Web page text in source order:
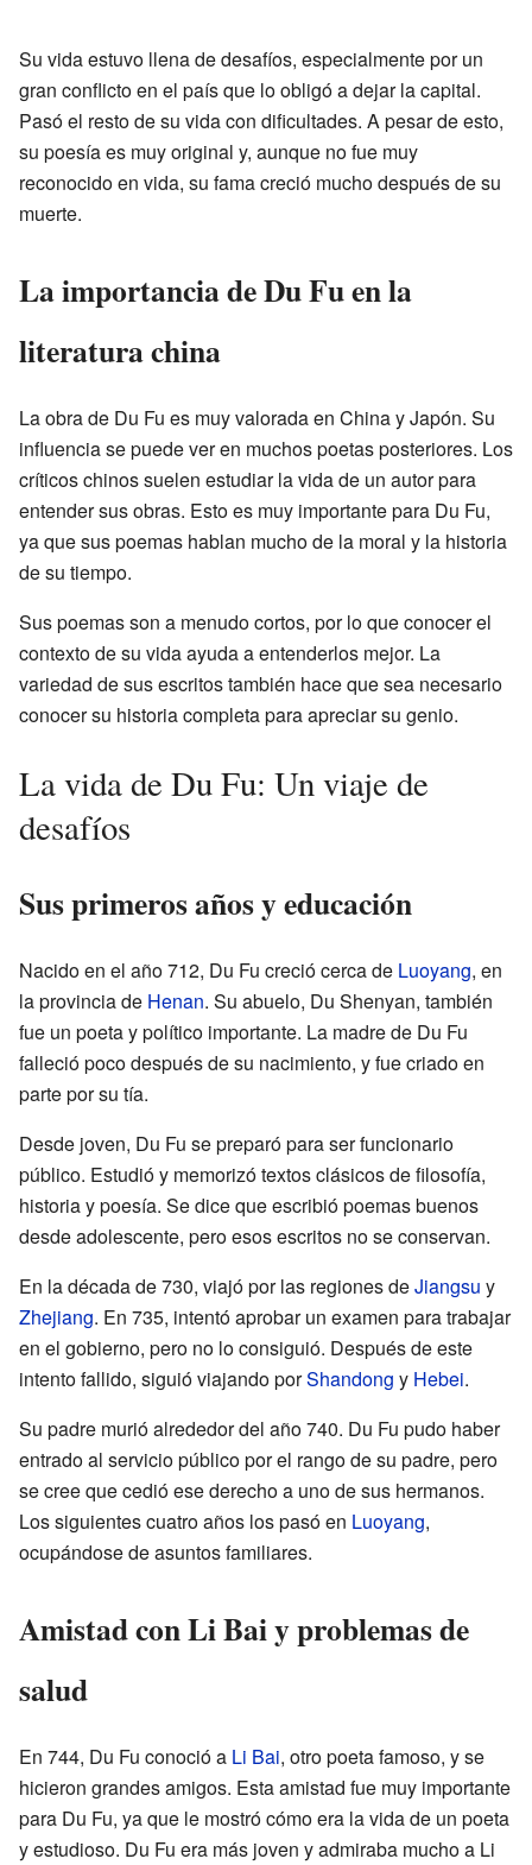
Su vida estuvo llena de desafíos, especialmente por un
gran conflicto en el país que lo obligó a dejar la capital.
Pasó el resto de su vida con dificultades. A pesar de esto,
su poesía es muy original y, aunque no fue muy
reconocido en vida, su fama creció mucho después de su
muerte.
La importancia de Du Fu en la
literatura china
La obra de Du Fu es muy valorada en China y Japón. Su
influencia se puede ver en muchos poetas posteriores. Los
críticos chinos suelen estudiar la vida de un autor para
entender sus obras. Esto es muy importante para Du Fu,
ya que sus poemas hablan mucho de la moral y la historia
de su tiempo.
Sus poemas son a menudo cortos, por lo que conocer el
contexto de su vida ayuda a entenderlos mejor. La
variedad de sus escritos también hace que sea necesario
conocer su historia completa para apreciar su genio.
La vida de Du Fu: Un viaje de
desafíos
Sus primeros años y educación
Nacido en el año 712, Du Fu creció cerca de Luoyang, en
la provincia de Henan. Su abuelo, Du Shenyan, también
fue un poeta y político importante. La madre de Du Fu
falleció poco después de su nacimiento, y fue criado en
parte por su tía.
Desde joven, Du Fu se preparó para ser funcionario
público. Estudió y memorizó textos clásicos de filosofía,
historia y poesía. Se dice que escribió poemas buenos
desde adolescente, pero esos escritos no se conservan.
En la década de 730, viajó por las regiones deJiangsu y
Zhejiang. En 735, intentó aprobar un examen para trabajar
en el gobierno, pero no lo consiguió. Después de este
intento fallido, siguió viajando porShandong y Hebei.
Su padre murió alrededor del año 740. Du Fu pudo haber
entrado al servicio público por el rango de su padre, pero
se cree que cedió ese derecho a uno de sus hermanos.
Los siguientes cuatro años los pasó en Luoyang,
ocupándose de asuntos familiares.
Amistad con Li Bai y problemas de
salud
En 744, Du Fu conoció a Li Bai, otro poeta famoso, y se
hicieron grandes amigos. Esta amistad fue muy importante
para Du Fu, ya que le mostró cómo era la vida de un poeta
y estudioso. Du Fu era más joven y admiraba mucho a Li